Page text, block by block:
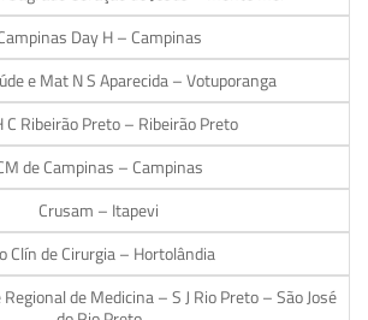
Day H – Campinas
e Mat N S Aparecida – Votuporanga
C Ribeirão Preto – Ribeirão Preto
de Campinas – Campinas
Crusam – Itapevi
Clín de Cirurgia – Hortolândia
de Medicina – S J Rio Preto – São José